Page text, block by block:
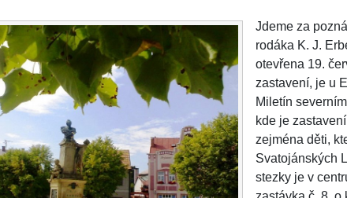
Jdeme za
rodáka K. J.
otevřena 19.
zastavení, je u
Miletín
kde je
zejména děti,
Svatojánských
stezky je v